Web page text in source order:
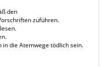
den
zuführen.
in die Atemwege tödlich sein.